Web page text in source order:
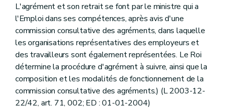
L'agrément et son retrait se font par le ministre qui a
l'Emploi dans ses compétences, après avis d'une
commission consultative des agréments, dans laquelle
les organisations représentatives des employeurs et
des travailleurs sont également représentées. Le Roi
détermine la procédure d'agrément à suivre, ainsi que la
composition et les modalités de fonctionnement de la
commission consultative des agréments.) (L 2003-12-
22/42, art. 71, 002; ED : 01-01-2004)